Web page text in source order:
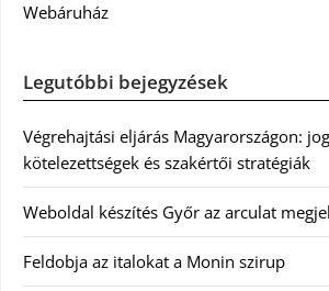
Webáruház
Legutóbbi bejegyzések
Végrehajtási eljárás Magyarországon:
kötelezettségek és szakértői stratégiák
Weboldal készítés Győr az arculat
Feldobja az italokat a Monin szirup